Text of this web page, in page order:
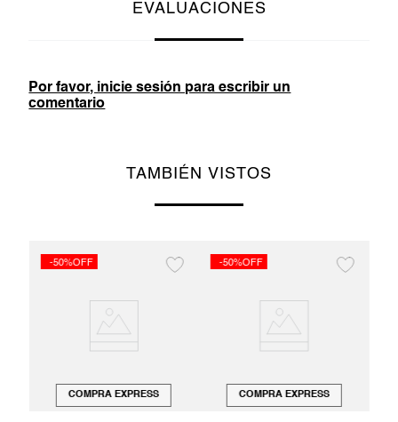
EVALUACIONES
Por favor, inicie sesión para escribir un
comentario
TAMBIÉN VISTOS
-50%OFF
COMPRA EXPRESS
-50%OFF
COMPRA EXPRESS